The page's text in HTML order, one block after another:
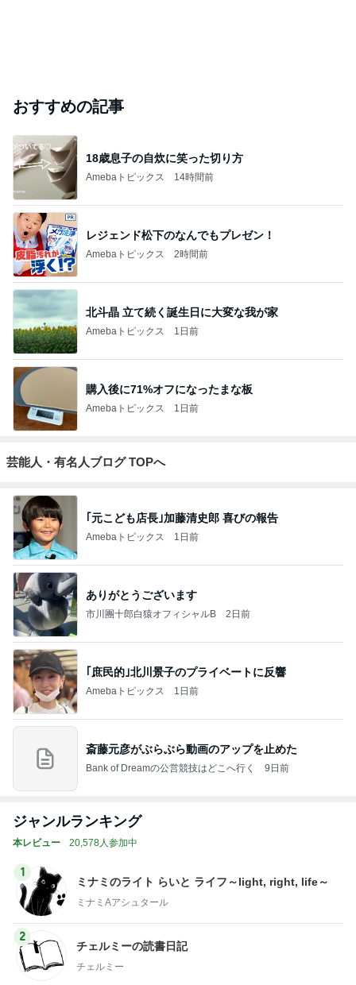
おすすめの記事
18歳息子の自炊に笑った切り方
Amebaトピックス 14時間前
レジェンド松下のなんでもプレゼン！
Amebaトピックス 2時間前
北斗晶 立て続く誕生日に大変な我が家
Amebaトピックス 1日前
購入後に71%オフになったまな板
Amebaトピックス 1日前
芸能人・有名人ブログ TOPへ
｢元こども店長｣加藤清史郎 喜びの報告
Amebaトピックス 1日前
ありがとうございます
市川團十郎白猿オフィシャルB 2日前
｢庶民的｣北川景子のプライベートに反響
Amebaトピックス 1日前
斎藤元彦がぶらぶら動画のアップを止めた
Bank of Dreamの公営競技はどこへ行く 9日前
ジャンルランキング
本レビュー 20,578人参加中
1
ミナミのライト らいと ライフ～light, right, life～
ミナミAアシュタール
2
チェルミーの読書日記
チェルミー